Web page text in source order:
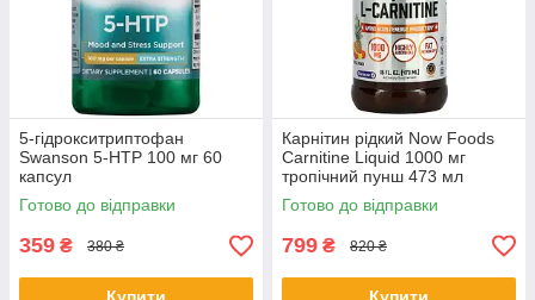
5-гідрокситриптофан
Swanson 5-НТР 100 мг 60
капсул
Готово до відправки
359 ₴ 380 ₴
Карнітин рідкий Now Foods
Carnitine Liquid 1000 мг
тропічний пунш 473 мл
Готово до відправки
799 ₴ 820 ₴